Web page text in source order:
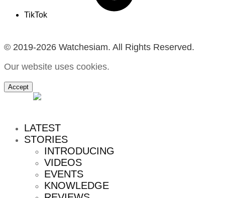
TikTok
© 2019-2026 Watchesiam. All Rights Reserved.
Our website uses cookies.
Accept
LATEST
STORIES
INTRODUCING
VIDEOS
EVENTS
KNOWLEDGE